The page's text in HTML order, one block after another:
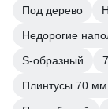
Под дерево
Недорогие
S-образный
Плинтусы 70